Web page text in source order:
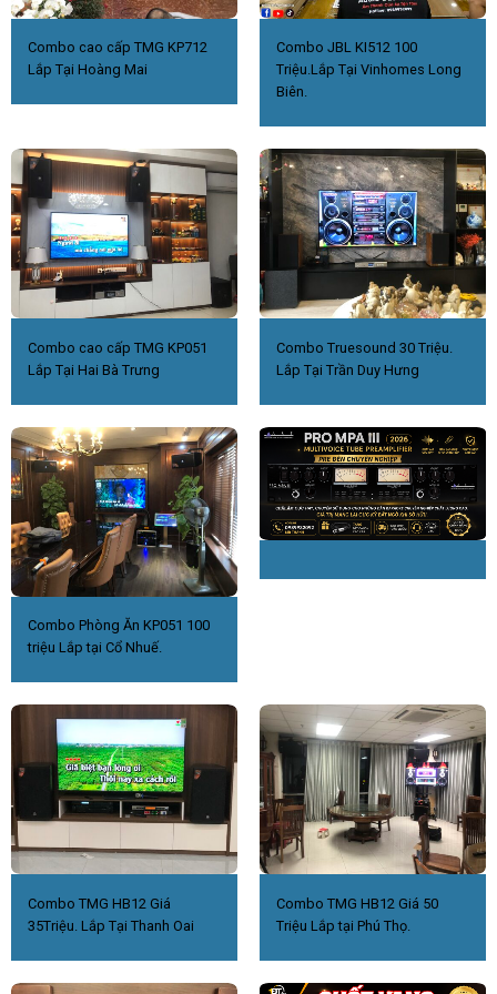
YPAO ●
(R.S.C/Đa
Combo cao cấp TMG KP712
Lắp Tại Hoàng Mai
Combo JBL KI512 100
Triệu.Lắp Tại Vinhomes Long
Biên.
Combo cao cấp TMG KP051
Lắp Tại Hai Bà Trưng
Combo Truesound 30 Triệu.
Lắp Tại Trần Duy Hưng
Combo Phòng Ăn KP051 100
triệu Lắp tại Cổ Nhuế.
Combo TMG HB12 Giá
35Triệu. Lắp Tại Thanh Oai
Combo TMG HB12 Giá 50
Triệu Lắp tại Phú Thọ.